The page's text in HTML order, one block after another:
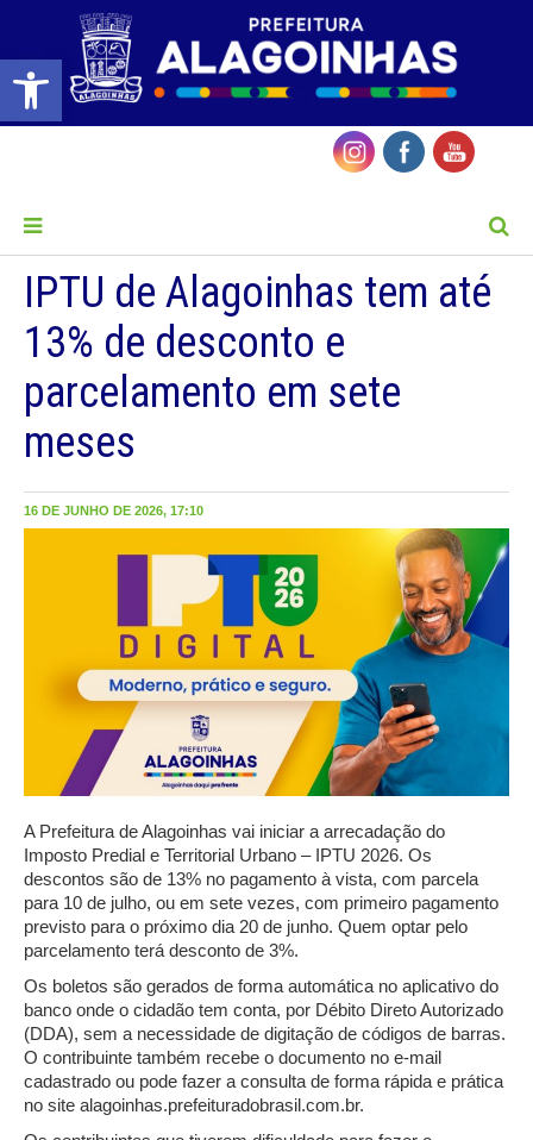
Barra de Ferramentas Aberta
IPTU de Alagoinhas tem até
13% de desconto e
parcelamento em sete
meses
16 DE JUNHO DE 2026, 17:10
A Prefeitura de Alagoinhas vai iniciar a arrecadação do
Imposto Predial e Territorial Urbano – IPTU 2026. Os
descontos são de 13% no pagamento à vista, com parcela
para 10 de julho, ou em sete vezes, com primeiro pagamento
previsto para o próximo dia 20 de junho. Quem optar pelo
parcelamento terá desconto de 3%.
Os boletos são gerados de forma automática no aplicativo do
banco onde o cidadão tem conta, por Débito Direto Autorizado
(DDA), sem a necessidade de digitação de códigos de barras.
O contribuinte também recebe o documento no e-mail
cadastrado ou pode fazer a consulta de forma rápida e prática
no site alagoinhas.prefeituradobrasil.com.br.